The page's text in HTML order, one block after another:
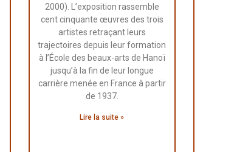
2000). L’exposition rassemble
cent cinquante œuvres des trois
artistes retraçant leurs
trajectoires depuis leur formation
à l’École des beaux-arts de Hanoï
jusqu’à la fin de leur longue
carrière menée en France à partir
de 1937.
Lire la suite »